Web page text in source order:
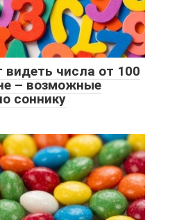
видеть числа от 100
– возможные
соннику